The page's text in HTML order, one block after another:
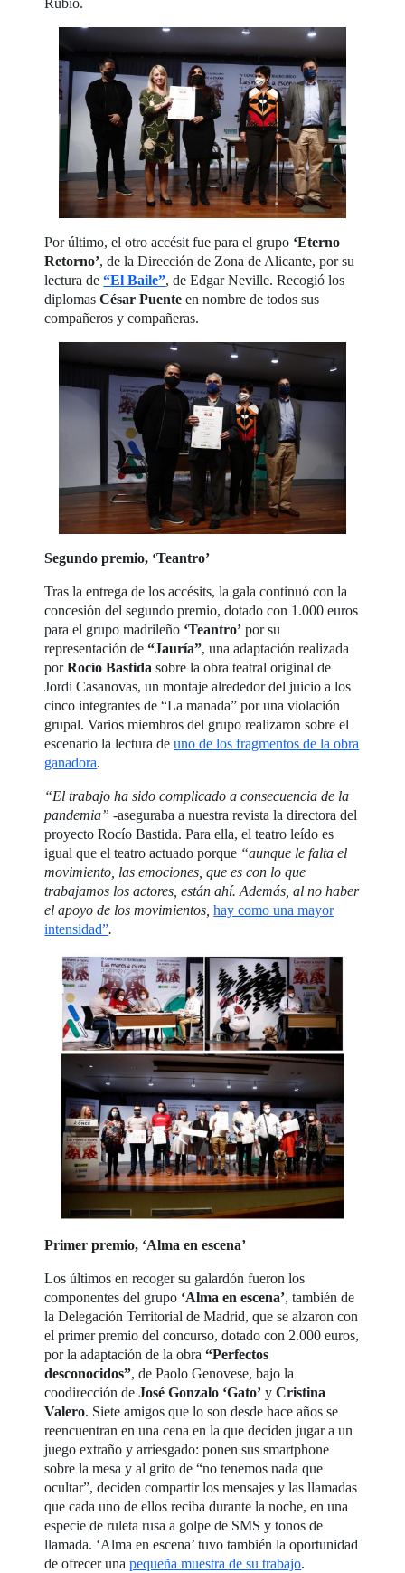
Por último, el otro accésit fue para el grupo ‘Eterno
Retorno’, de la Dirección de Zona de Alicante, por su
lectura de“El Baile”, de Edgar Neville. Recogió los
diplomasCésar Puente en nombre de todos sus
compañeros y compañeras.
Segundo premio, ‘Teantro’
Tras la entrega de los accésits, la gala continuó con la
concesión del segundo premio, dotado con 1.000 euros
para el grupo madrileño ‘Teantro’ por su
representación de“Jauría”, una adaptación realizada
porRocío Bastida sobre la obra teatral original de
Jordi Casanovas, un montaje alrededor del juicio a los
cinco integrantes de “La manada” por una violación
grupal. Varios miembros del grupo realizaron sobre el
escenario la lectura deuno de los fragmentos de la obra
ganadora.
“El trabajo ha sido complicado a consecuencia de la
pandemia”-aseguraba a nuestra revista la directora del
proyecto Rocío Bastida. Para ella, el teatro leído es
igual que el teatro actuado porque “aunque le falta el
movimiento, las emociones, que es con lo que
trabajamos los actores, están ahí. Además, al no haber
el apoyo de los movimientos,hay como una mayor
intensidad”.
Primer premio, ‘Alma en escena’
Los últimos en recoger su galardón fueron los
componentes del grupo ‘Alma en escena’, también de
la Delegación Territorial de Madrid, que se alzaron con
el primer premio del concurso, dotado con 2.000 euros,
por la adaptación de la obra“Perfectos
desconocidos”, de Paolo Genovese, bajo la
coodirección deJosé Gonzalo ‘Gato’ yCristina
Valero. Siete amigos que lo son desde hace años se
reencuentran en una cena en la que deciden jugar a un
juego extraño y arriesgado: ponen sus smartphone
sobre la mesa y al grito de “no tenemos nada que
ocultar”, deciden compartir los mensajes y las llamadas
que cada uno de ellos reciba durante la noche, en una
especie de ruleta rusa a golpe de SMS y tonos de
llamada. ‘Alma en escena’ tuvo también la oportunidad
de ofrecer unapequeña muestra de su trabajo.